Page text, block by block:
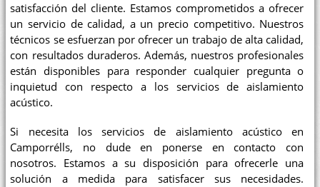
satisfacción del cliente. Estamos comprometidos a ofrecer
un servicio de calidad, a un precio competitivo. Nuestros
técnicos se esfuerzan por ofrecer un trabajo de alta calidad,
con resultados duraderos. Además, nuestros profesionales
están disponibles para responder cualquier pregunta o
inquietud con respecto a los servicios de aislamiento
acústico.
Si necesita los servicios de aislamiento acústico en
Camporrélls, no dude en ponerse en contacto con
nosotros. Estamos a su disposición para ofrecerle una
solución a medida para satisfacer sus necesidades.